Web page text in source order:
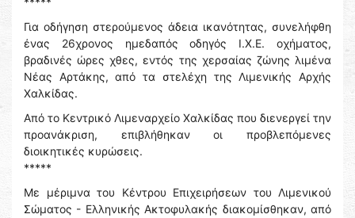
Για οδήγηση στερούμενος άδεια ικανότητας, συνελήφθη
ένας 26χρονος ημεδαπός οδηγός Ι.Χ.Ε. οχήματος,
βραδινές ώρες χθες, εντός της χερσαίας ζώνης λιμένα
Νέας Αρτάκης, από τα στελέχη της Λιμενικής Αρχής
Χαλκίδας.
Από το Κεντρικό Λιμεναρχείο Χαλκίδας που διενεργεί την
προανάκριση, επιβλήθηκαν οι προβλεπόμενες
διοικητικές κυρώσεις.
*****
Με μέριμνα του Κέντρου Επιχειρήσεων του Λιμενικού
Σώματος - Ελληνικής Ακτοφυλακής διακομίσθηκαν, από